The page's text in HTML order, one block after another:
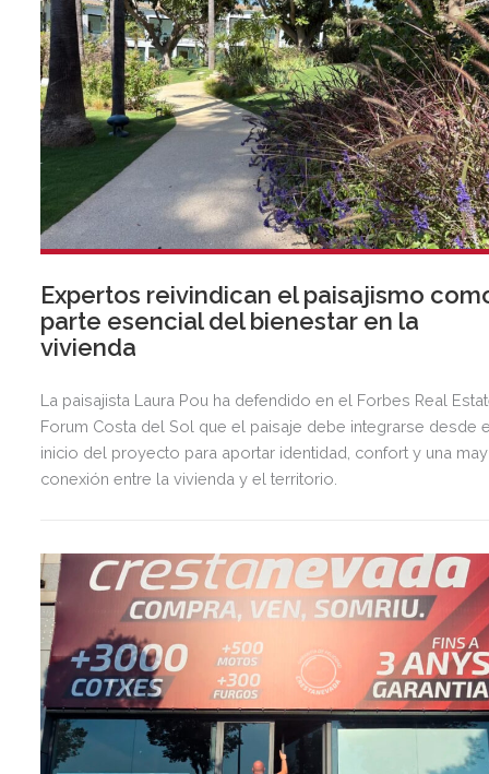
Expertos reivindican el paisajismo
parte esencial del bienestar en la
vivienda
La paisajista Laura Pou ha defendido en el Forbes Real
Forum Costa del Sol que el paisaje debe integrarse desde
inicio del proyecto para aportar identidad, confort y una
conexión entre la vivienda y el territorio.